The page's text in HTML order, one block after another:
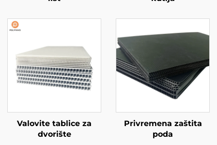
Valovite tablice za
dvorište
Privremena zaštita
poda